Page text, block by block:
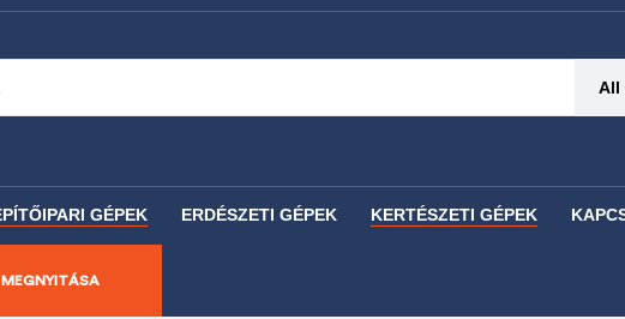
All
GÉPEK ERDÉSZETI GÉPEK KERTÉSZETI GÉPEK